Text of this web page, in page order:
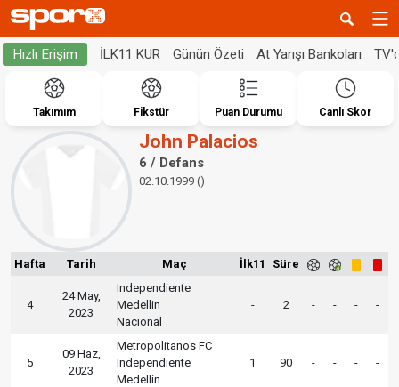
Hızlı Erişim İLK11 KUR Günün Özeti At Yarışı Bankoları
Takımım Fikstür Puan Durumu Canlı Skor
John Palacios
6 / Defans
02.10.1999 ()
Hafta Tarih Maç İlk11 Süre
4
24 May,
2023
Independiente
Medellin
Nacional
- 2 - - - -
5
09 Haz,
2023
Metropolitanos FC
Independiente
Medellin
1 90 - - - -